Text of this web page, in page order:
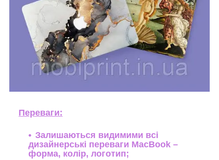
Переваги:
Залишаються видимими всі
дизайнерські переваги MacBook –
форма, колір, логотип;